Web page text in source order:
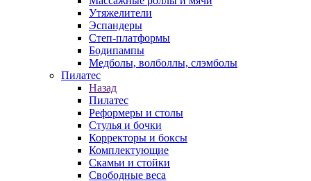
Утяжелители
Эспандеры
Степ-платформы
Бодипампы
Медболы, волболлы, слэмболы
Пилатес
Назад
Пилатес
Реформеры и столы
Стулья и бочки
Корректоры и боксы
Комплектующие
Скамьи и стойки
Свободные веса